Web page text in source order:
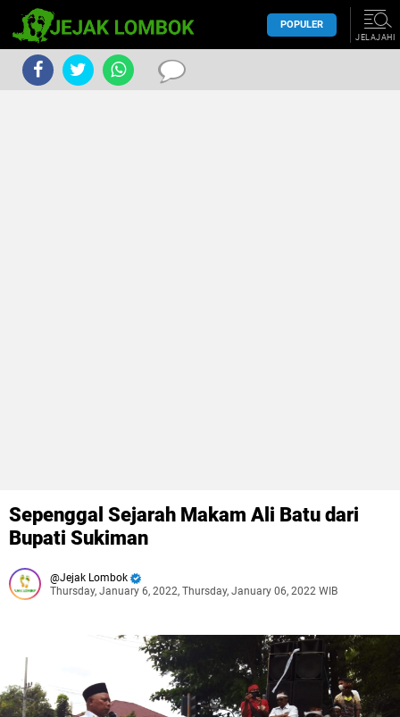
POPULER
JELAJAHI
Sepenggal Sejarah Makam Ali Batu dari
Bupati Sukiman
Jejak Lombok
Thursday, January 6, 2022, Thursday, January 06, 2022 WIB